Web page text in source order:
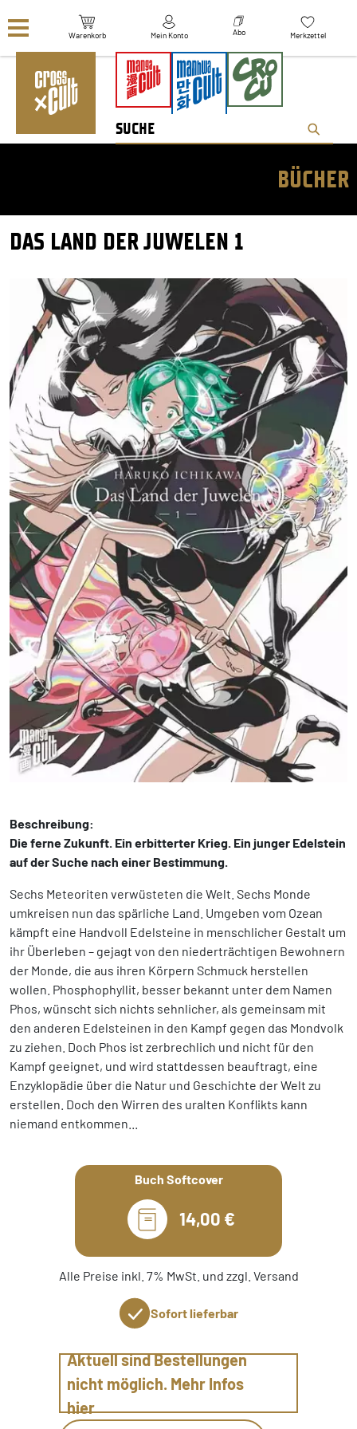
Warenkorb Mein Konto Abo Merkzettel
BÜCHER
DAS LAND DER JUWELEN 1
Beschreibung:
Die ferne Zukunft. Ein erbitterter Krieg. Ein junger Edelstein
auf der Suche nach einer Bestimmung.
Sechs Meteoriten verwüsteten die Welt. Sechs Monde
umkreisen nun das spärliche Land. Umgeben vom Ozean
kämpft eine Handvoll Edelsteine in menschlicher Gestalt um
ihr Überleben – gejagt von den niederträchtigen Bewohnern
der Monde, die aus ihren Körpern Schmuck herstellen
wollen. Phosphophyllit, besser bekannt unter dem Namen
Phos, wünscht sich nichts sehnlicher, als gemeinsam mit
den anderen Edelsteinen in den Kampf gegen das Mondvolk
zu ziehen. Doch Phos ist zerbrechlich und nicht für den
Kampf geeignet, und wird stattdessen beauftragt, eine
Enzyklopädie über die Natur und Geschichte der Welt zu
erstellen. Doch den Wirren des uralten Konflikts kann
niemand entkommen...
Buch Softcover
14,00 €
Alle Preise inkl. 7% MwSt. und zzgl. Versand
Sofort lieferbar
Aktuell sind Bestellungen
nicht möglich. Mehr Infos
hier